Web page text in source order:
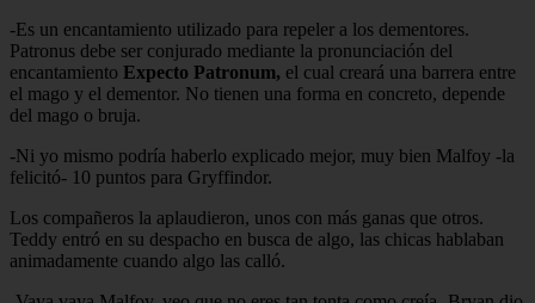
-Es un encantamiento utilizado para repeler a los dementores.
Patronus debe ser conjurado mediante la pronunciación del
encantamiento Expecto Patronum, el cual creará una barrera entre
el mago y el dementor. No tienen una forma en concreto, depende
del mago o bruja.
-Ni yo mismo podría haberlo explicado mejor, muy bien Malfoy -la
felicitó- 10 puntos para Gryffindor.
Los compañeros la aplaudieron, unos con más ganas que otros.
Teddy entró en su despacho en busca de algo, las chicas hablaban
animadamente cuando algo las calló.